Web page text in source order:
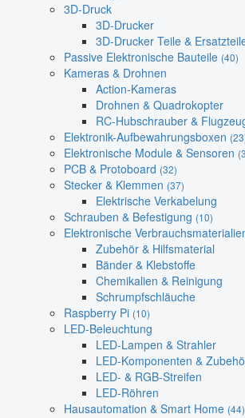
3D-Druck
3D-Drucker
3D-Drucker Teile &
Passive Elektronische Bauteile (40)
Kameras & Drohnen
Action-Kameras
Drohnen & Quadrokopter
RC-Hubschrauber &
Elektronik-Aufbewahrungsboxen
Elektronische Module & Sensoren
PCB & Protoboard (32)
Stecker & Klemmen (37)
Elektrische Verkabelung
Schrauben & Befestigung (10)
Elektronische
Zubehör & Hilfsmaterial
Bänder & Klebstoffe
Chemikalien & Reinigung
Schrumpfschläuche
Raspberry Pi (10)
LED-Beleuchtung
LED-Lampen & Strahler
LED-Komponenten &
LED- & RGB-Streifen
LED-Röhren
Hausautomation & Smart Home (44)